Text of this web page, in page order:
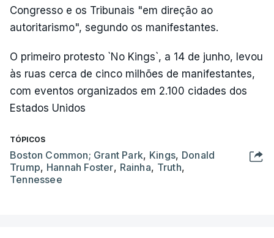
Congresso e os Tribunais "em direção ao
autoritarismo", segundo os manifestantes.
O primeiro protesto `No Kings`, a 14 de junho, levou
às ruas cerca de cinco milhões de manifestantes,
com eventos organizados em 2.100 cidades dos
Estados Unidos
TÓPICOS
Boston Common; Grant Park, Kings, Donald
Trump, Hannah Foster, Rainha, Truth,
Tennessee